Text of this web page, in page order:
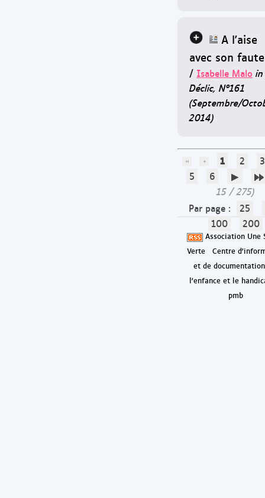
A l'aise
avec son
/ Isabelle Malo in
Déclic, N°161
(Septembre/
2014)
1 2
3
5
6
15 / 275)
Par page :
25
100
200
Association Une
Verte
Centre
et de
l'enfance et le
pmb